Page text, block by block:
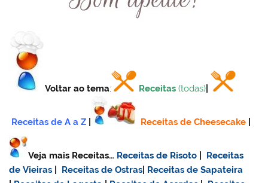
Voltar ao tema: Receitas (todas)
Receitas de A a Z Receitas de Cheesecake
Veja mais Receitas… Receitas de Risoto
Receitas
de Vieiras
Receitas de Ostras Receitas de Sapateira